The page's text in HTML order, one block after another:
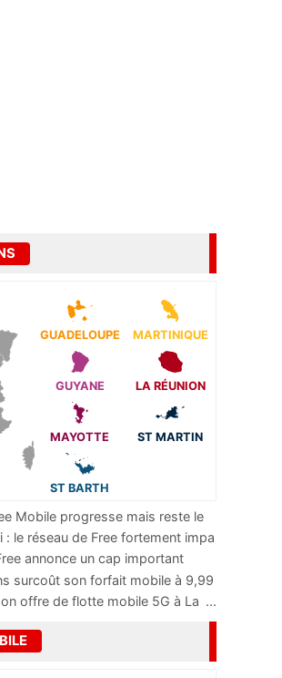
GUADELOUPE MARTINIQUE
GUYANE LA RÉUNION
MAYOTTE ST MARTIN
ST BARTH
Mobile progresse mais reste le
...
: le réseau de Free fortement impa
annonce un cap important
...
surcoût son forfait mobile à 9,99
offre de flotte mobile 5G à La ...